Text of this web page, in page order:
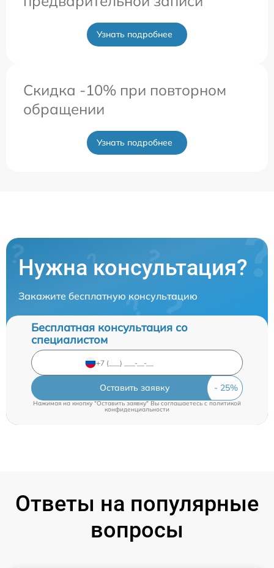
Узнать подробнее
Скидка -10% при повторном
обращении
Узнать подробнее
Нужна консультация?
Закажите бесплатную консультацию
Бесплатная консультация со
специалистом
Оставить заявку
Нажимая на кнопку "Оставить заявку" Вы соглашаетесь c политикой
конфиденциальности
Ответы на популярные
вопросы